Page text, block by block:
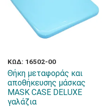
ΚΩΔ: 16502-00
Θήκη μεταφοράς και
αποθήκευσης μάσκας
MASK CASE DELUXE
γαλάζια